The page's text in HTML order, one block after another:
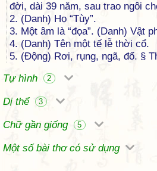
đời, dài 39 năm, sau trao ngôi
2. (Danh) Họ “Tùy”.
3. Một âm là “đọa”. (Danh) Vật
4. (Danh) Tên một tế lễ thời cổ.
5. (Động) Rơi, rụng, ngã, đổ. §
Tự hình
2
Dị thể 3
Chữ gần giống 5
Một số bài thơ có sử dụng